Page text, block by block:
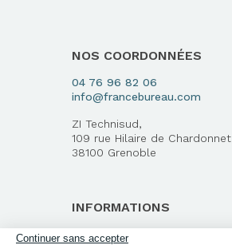
NOS COORDONNÉES
04 76 96 82 06
info@francebureau.com
ZI Technisud,
109 rue Hilaire de Chardonnet
38100 Grenoble
INFORMATIONS
Qui sommes-nous ?